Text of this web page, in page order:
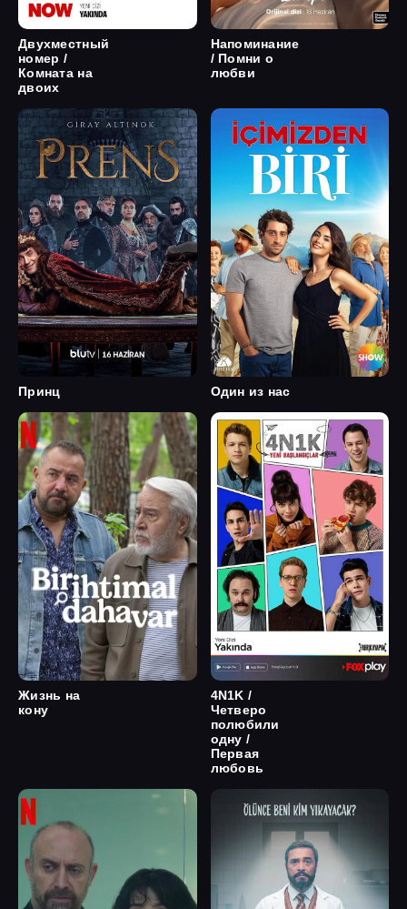
Двухместный
номер /
Комната на
двоих
Напоминание
/ Помни о
любви
Принц Один из нас
Жизнь на
кону
4N1K /
Четверо
полюбили
одну /
Первая
любовь